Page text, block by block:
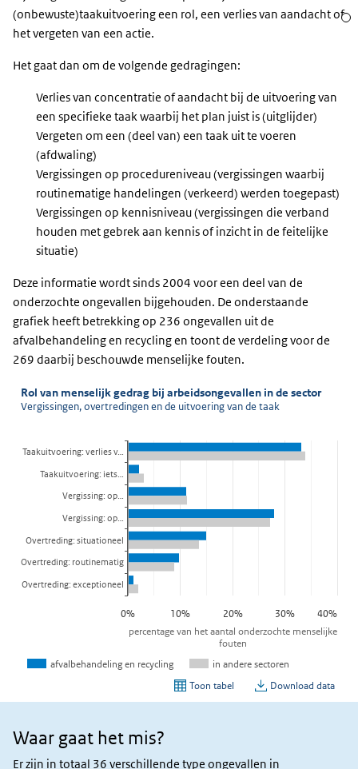
(onbewuste)taakuitvoering een rol, een verlies van aandacht of
het vergeten van een actie.
Het gaat dan om de volgende gedragingen:
Verlies van concentratie of aandacht bij de uitvoering van
een specifieke taak waarbij het plan juist is (uitglijder)
Vergeten om een (deel van) een taak uit te voeren
(afdwaling)
Vergissingen op procedureniveau (vergissingen waarbij
routinematige handelingen (verkeerd) werden toegepast)
Vergissingen op kennisniveau (vergissingen die verband
houden met gebrek aan kennis of inzicht in de feitelijke
situatie)
Deze informatie wordt sinds 2004 voor een deel van de
onderzochte ongevallen bijgehouden. De onderstaande
grafiek heeft betrekking op 236 ongevallen uit de
afvalbehandeling en recycling en toont de verdeling voor de
269 daarbij beschouwde menselijke fouten.
Waar gaat het mis?
Er zijn in totaal 36 verschillende type ongevallen in